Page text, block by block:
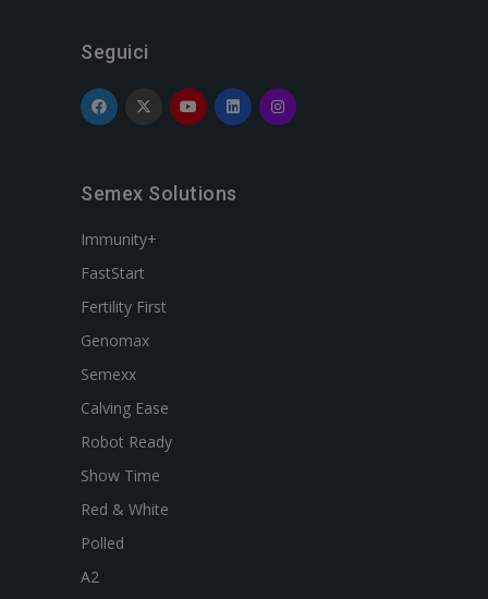
Seguici
Semex Solutions
Immunity+
FastStart
Fertility First
Genomax
Semexx
Calving Ease
Robot Ready
Show Time
Red & White
Polled
A2